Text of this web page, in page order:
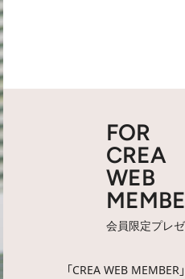
FOR
CREA
WEB
会員限定プレ
「CREA WEB